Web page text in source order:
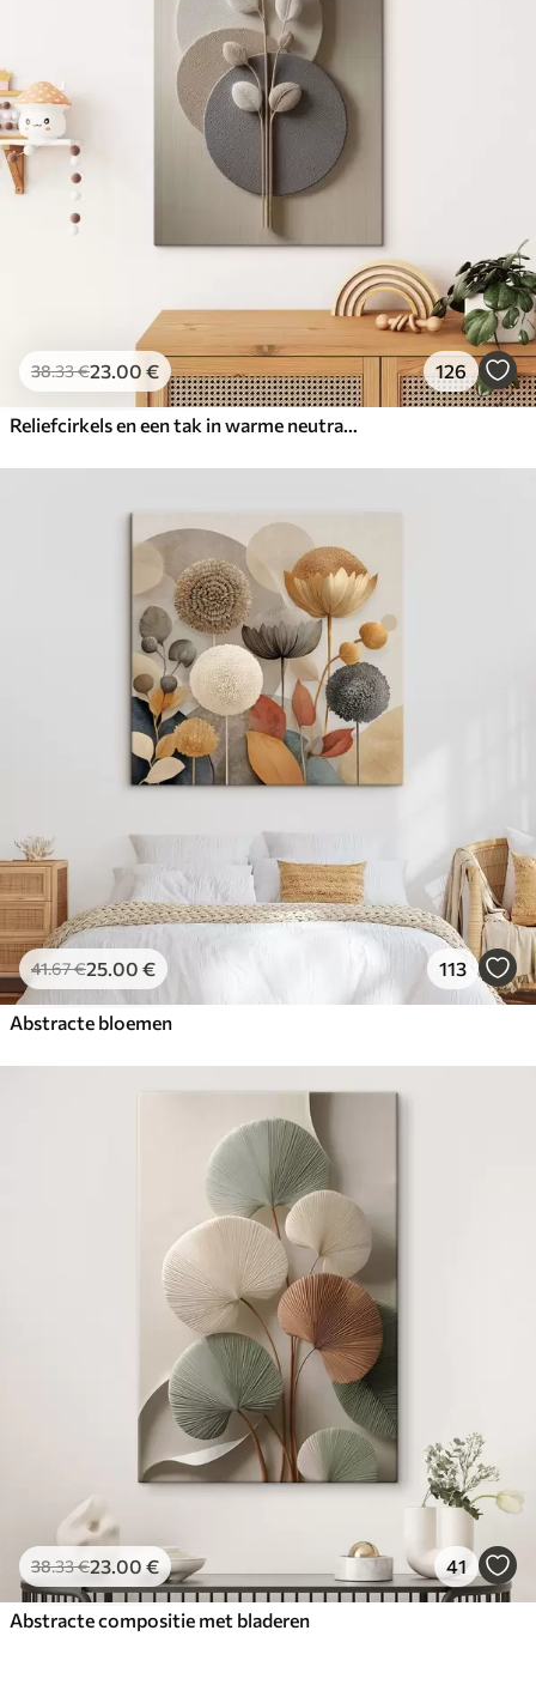
38.33€23.00 € 126
Reliefcirkels en een tak in warme neutrale tinten
41.67€25.00 € 113
Abstracte bloemen
38.33€23.00 € 41
Abstracte compositie met bladeren